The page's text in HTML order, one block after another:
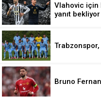
Vlahovic için
yanıt bekliyor
Trabzonspor,
Bruno